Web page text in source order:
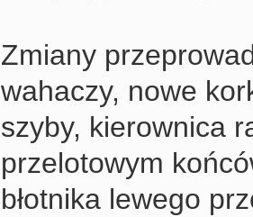
Zmiany
wahaczy, nowe
szyby, kierownica
przelotowym
błotnika lewego